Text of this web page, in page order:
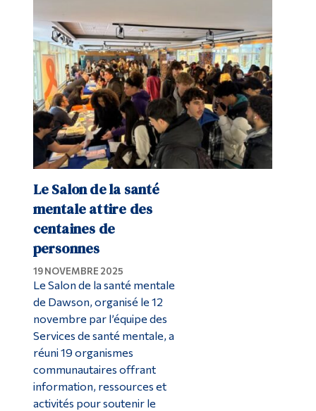
Le Salon de la santé
mentale attire des
centaines de
personnes
19 NOVEMBRE 2025
Le Salon de la santé mentale
de Dawson, organisé le 12
novembre par l’équipe des
Services de santé mentale, a
réuni 19 organismes
communautaires offrant
information, ressources et
activités pour soutenir le